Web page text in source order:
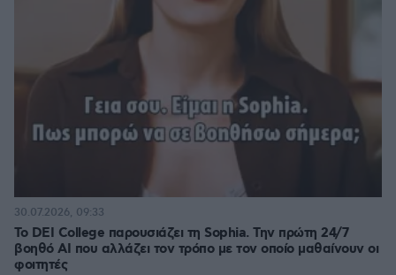
Το DEI College παρουσιάζει τη Sophia. Την πρώτη 24/7
βοηθό AI που αλλάζει τον τρόπο με τον οποίο μαθαίνουν οι
φοιτητές
30.07.2026, 09:33